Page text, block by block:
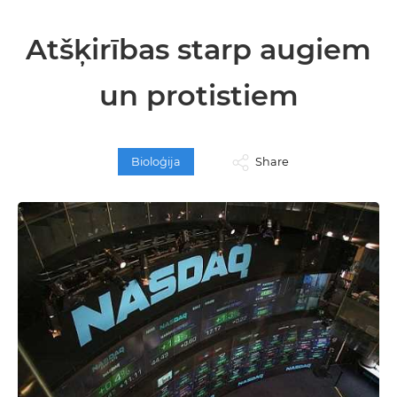
Atšķirības starp augiem
un protistiem
Bioloģija Share